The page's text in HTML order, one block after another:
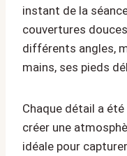
instant de la
couvertures
différents angles,
mains, ses pieds
Chaque détail a
créer une
idéale pour